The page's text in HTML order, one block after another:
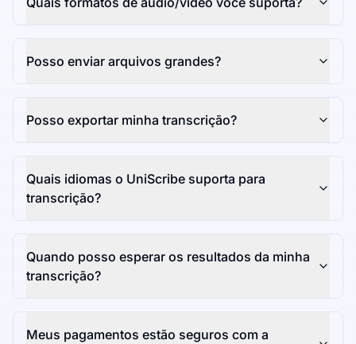
Posso enviar arquivos grandes?
Posso exportar minha transcrição?
Quais idiomas o UniScribe suporta para
transcrição?
Quando posso esperar os resultados da minha
transcrição?
Meus pagamentos estão seguros com a